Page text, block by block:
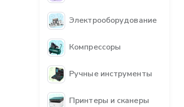
Электрооборудование
Компрессоры
Ручные инструменты
Принтеры и сканеры